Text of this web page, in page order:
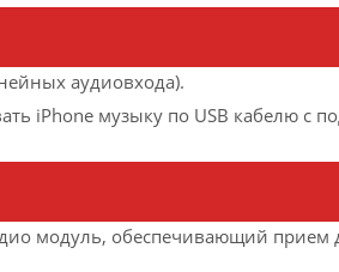
аудиовхода).
iPhone музыку по USB кабелю с
модуль, обеспечивающий прием